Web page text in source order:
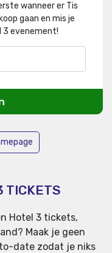
wanneer er Tis
gaan en mis je
3 evenement!
TICKETS
Hotel 3 tickets,
Maak je geen
date zodat je niks